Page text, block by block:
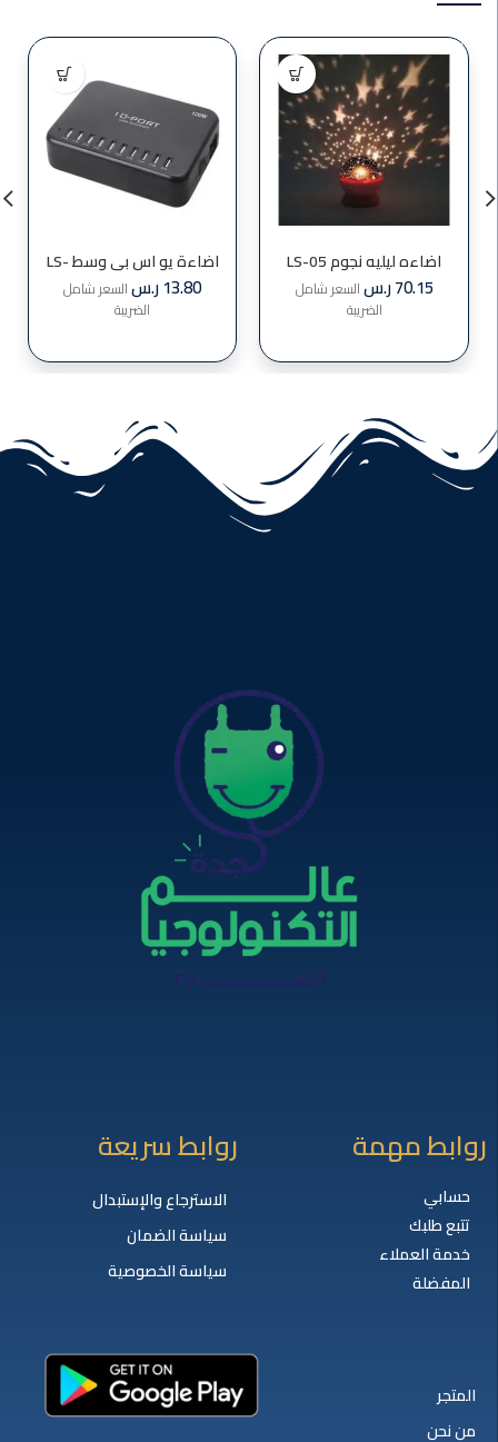
اضاءه ليليه نجوم LS-05
70.15ر.سالسعر شامل
الضريبة
اضاءة يو اس بي وسط LS-
10 13.80ر.سالسعر شامل
الضريبة
روابط مهمة
حسابي
تتبع طلبك
خدمة العملاء
المفضلة
روابط سريعة
الاسترجاع والإستبدال
سياسة الضمان
سياسة الخصوصية
المتجر
من نحن